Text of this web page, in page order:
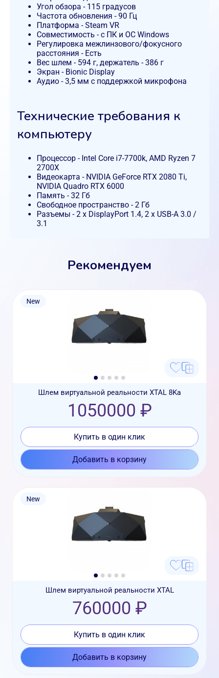
Угол обзора - 115 градусов
Частота обновления - 90 Гц
Платформа - Steam VR
Совместимость - с ПК и ОС Windows
Регулировка межлинзового/фокусного
расстояния - Есть
Вес шлем - 594 г, держатель - 386 г
Экран - Bionic Display
Аудио - 3,5 мм с поддержкой микрофона
Технические требования к
компьютеру
Процессор - Intel Core i7-7700k, AMD Ryzen 7
2700X
Видеокарта - NVIDIA GeForce RTX 2080 Ti,
NVIDIA Quadro RTX 6000
Память - 32 Гб
Свободное пространство - 2 Гб
Разъемы - 2 x DisplayPort 1.4, 2 x USB-A 3.0 /
3.1
Рекомендуем
New
Шлем виртуальной реальности XTAL 8Kа
1050000 ₽
Купить в один клик
Добавить в корзину
New
Шлем виртуальной реальности XTAL
760000 ₽
Купить в один клик
Добавить в корзину